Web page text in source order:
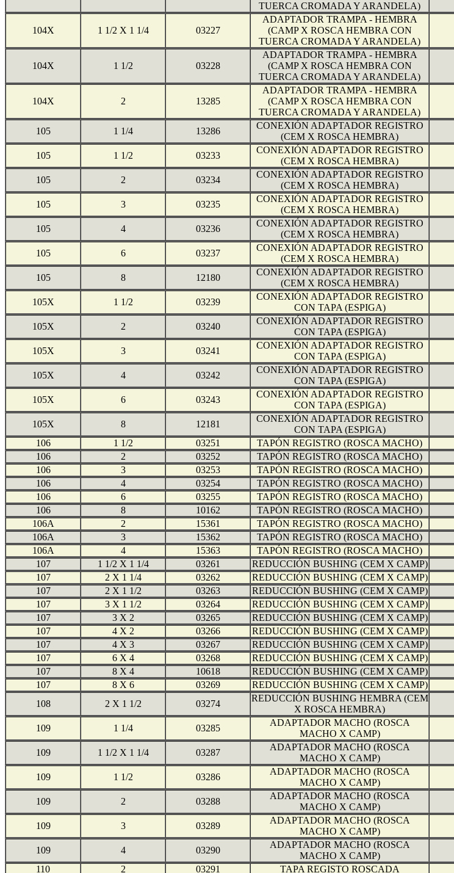
TUERCA CROMADA Y ARANDELA)
104X 1 1/2 X 1 1/4 03227
ADAPTADOR TRAMPA - HEMBRA
(CAMP X ROSCA HEMBRA CON
TUERCA CROMADA Y ARANDELA)
104X 1 1/2 03228
ADAPTADOR TRAMPA - HEMBRA
(CAMP X ROSCA HEMBRA CON
TUERCA CROMADA Y ARANDELA)
104X 2 13285
ADAPTADOR TRAMPA - HEMBRA
(CAMP X ROSCA HEMBRA CON
TUERCA CROMADA Y ARANDELA)
105 1 1/4 13286
CONEXIÓN ADAPTADOR REGISTRO
(CEM X ROSCA HEMBRA)
105 1 1/2 03233
CONEXIÓN ADAPTADOR REGISTRO
(CEM X ROSCA HEMBRA)
105 2 03234
CONEXIÓN ADAPTADOR REGISTRO
(CEM X ROSCA HEMBRA)
105 3 03235
CONEXIÓN ADAPTADOR REGISTRO
(CEM X ROSCA HEMBRA)
105 4 03236
CONEXIÓN ADAPTADOR REGISTRO
(CEM X ROSCA HEMBRA)
105 6 03237
CONEXIÓN ADAPTADOR REGISTRO
(CEM X ROSCA HEMBRA)
105 8 12180
CONEXIÓN ADAPTADOR REGISTRO
(CEM X ROSCA HEMBRA)
105X 1 1/2 03239
CONEXIÓN ADAPTADOR REGISTRO
CON TAPA (ESPIGA)
105X 2 03240
CONEXIÓN ADAPTADOR REGISTRO
CON TAPA (ESPIGA)
105X 3 03241
CONEXIÓN ADAPTADOR REGISTRO
CON TAPA (ESPIGA)
105X 4 03242
CONEXIÓN ADAPTADOR REGISTRO
CON TAPA (ESPIGA)
105X 6 03243
CONEXIÓN ADAPTADOR REGISTRO
CON TAPA (ESPIGA)
105X 8 12181
CONEXIÓN ADAPTADOR REGISTRO
CON TAPA (ESPIGA)
106
1 1/2 03251 TAPÓN REGISTRO (ROSCA MACHO)
106
2 03252 TAPÓN REGISTRO (ROSCA MACHO)
106
3 03253 TAPÓN REGISTRO (ROSCA MACHO)
106
4 03254 TAPÓN REGISTRO (ROSCA MACHO)
106
6 03255 TAPÓN REGISTRO (ROSCA MACHO)
106
8 10162 TAPÓN REGISTRO (ROSCA MACHO)
106A
2 15361 TAPÓN REGISTRO (ROSCA MACHO)
106A
3 15362 TAPÓN REGISTRO (ROSCA MACHO)
106A
4 15363 TAPÓN REGISTRO (ROSCA MACHO)
107
1 1/2 X 1 1/4 03261 REDUCCIÓN BUSHING (CEM X CAMP)
107
2 X 1 1/4 03262 REDUCCIÓN BUSHING (CEM X CAMP)
107
2 X 1 1/2 03263 REDUCCIÓN BUSHING (CEM X CAMP)
107
3 X 1 1/2 03264 REDUCCIÓN BUSHING (CEM X CAMP)
107
3 X 2 03265 REDUCCIÓN BUSHING (CEM X CAMP)
107
4 X 2 03266 REDUCCIÓN BUSHING (CEM X CAMP)
107
4 X 3 03267 REDUCCIÓN BUSHING (CEM X CAMP)
107
6 X 4 03268 REDUCCIÓN BUSHING (CEM X CAMP)
107
8 X 4 10618 REDUCCIÓN BUSHING (CEM X CAMP)
107
8 X 6 03269 REDUCCIÓN BUSHING (CEM X CAMP)
108
2 X 1 1/2 03274
REDUCCIÓN BUSHING HEMBRA (CEM
X ROSCA HEMBRA)
109 1 1/4 03285
ADAPTADOR MACHO (ROSCA
MACHO X CAMP)
109 1 1/2 X 1 1/4 03287
ADAPTADOR MACHO (ROSCA
MACHO X CAMP)
109 1 1/2 03286
ADAPTADOR MACHO (ROSCA
MACHO X CAMP)
109 2 03288
ADAPTADOR MACHO (ROSCA
MACHO X CAMP)
109 3 03289
ADAPTADOR MACHO (ROSCA
MACHO X CAMP)
109 4 03290
ADAPTADOR MACHO (ROSCA
MACHO X CAMP)
110
2 03291 TAPA REGISTO ROSCADA